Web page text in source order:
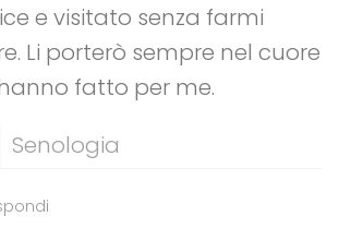
e visitato senza farmi
Li porterò sempre nel cuore
fatto per me.
Senologia